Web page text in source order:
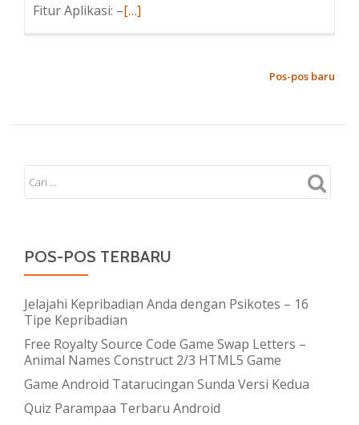
Fitur Aplikasi: –Baca
Buah
[…]
Pos-pos baru
POS-POS TERBARU
Jelajahi Kepribadian Anda dengan Psikotes – 16
Tipe Kepribadian
Free Royalty Source Code Game Swap Letters –
Animal Names Construct 2/3 HTML5 Game
Game Android Tatarucingan Sunda Versi Kedua
Quiz Parampaa Terbaru Android